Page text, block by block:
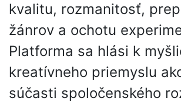
kvalitu, rozmanitosť,
žánrov a ochotu
Platforma sa hlási k
kreatívneho priemyslu
súčasti spoločenského